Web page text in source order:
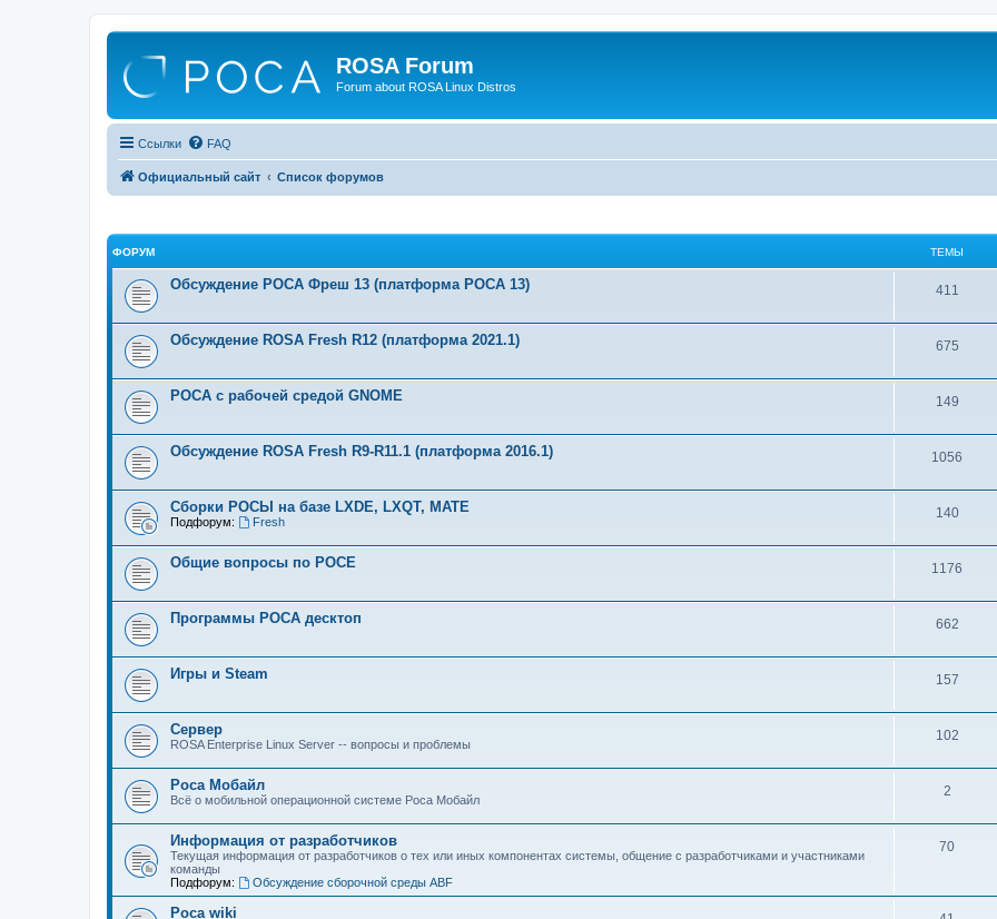
ROSA Forum
Forum about ROSA Linux Distros
Ссылки FAQ
Официальный сайт Список форумов
ФОРУМ ТЕМЫ
Обсуждение РОСА Фреш 13 (платформа РОСА 13) 411
Обсуждение ROSA Fresh R12 (платформа 2021.1) 675
РОСА с рабочей средой GNOME 149
Обсуждение ROSA Fresh R9-R11.1 (платформа 2016.1) 1056
Сборки РОСЫ на базе LXDE, LXQT, MATE
Подфорум: Fresh
140
Общие вопросы по РОСЕ 1176
Программы РОСА десктоп 662
Игры и Steam 157
Сервер
ROSA Enterprise Linux Server -- вопросы и проблемы
102
Роса Мобайл
Всё о мобильной операционной системе Роса Мобайл
2
Информация от разработчиков
Текущая информация от разработчиков о тех или иных компонентах системы, общение с разработчиками и участниками
команды
Подфорум:
Обсуждение сборочной среды ABF
70
Роса wiki